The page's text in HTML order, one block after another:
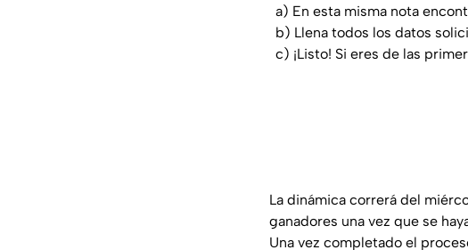
a) En esta misma nota
b) Llena todos los datos
c) ¡Listo! Si eres de las
La dinámica correrá del
ganadores una vez que se
Una vez completado el